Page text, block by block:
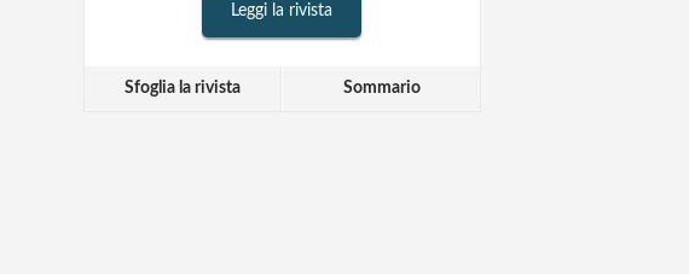
Leggi la rivista
Sfoglia la rivista Sommario